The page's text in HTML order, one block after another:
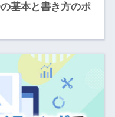
基本と書き方のポ